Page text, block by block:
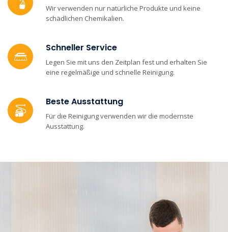
Wir verwenden nur natürliche Produkte und keine
schädlichen Chemikalien.
Schneller Service
Legen Sie mit uns den Zeitplan fest und erhalten Sie
eine regelmäßige und schnelle Reinigung.
Beste Ausstattung
Für die Reinigung verwenden wir die modernste
Ausstattung.